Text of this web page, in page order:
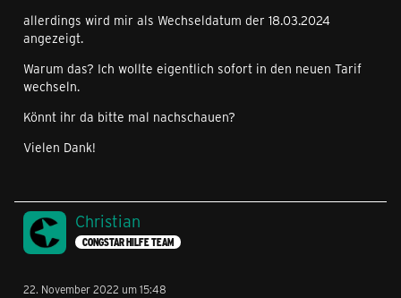
allerdings wird mir als Wechseldatum der 18.03.2024
angezeigt.
Warum das? Ich wollte eigentlich sofort in den neuen Tarif
wechseln.
Könnt ihr da bitte mal nachschauen?
Vielen Dank!
Christian
CONGSTAR HILFE TEAM
22. November 2022 um 15:48